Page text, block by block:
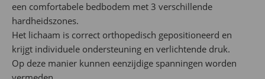
een comfortabele bedbodem met 3 verschillende
hardheidszones.
Het lichaam is correct orthopedisch gepositioneerd en
krijgt individuele ondersteuning en verlichtende druk.
Op deze manier kunnen eenzijdige spanningen worden